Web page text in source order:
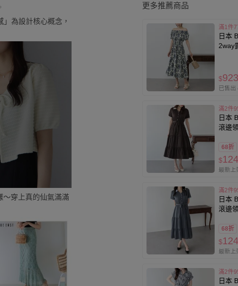
為設計核心概念，
～穿上真的仙氣滿滿
更多推薦商品
滿1件
日本
2way
$923
已售出
滿2件
日本
滾邊
68折
$
最新上
滿2件
日本
滾邊
68折
$
最新上
滿2件
日本